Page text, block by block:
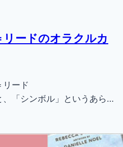
ードのオラクルカ
リード
、「シンボル」というあら…